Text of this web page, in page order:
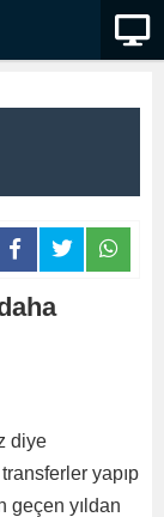
diye
yapıp
geçen yıldan